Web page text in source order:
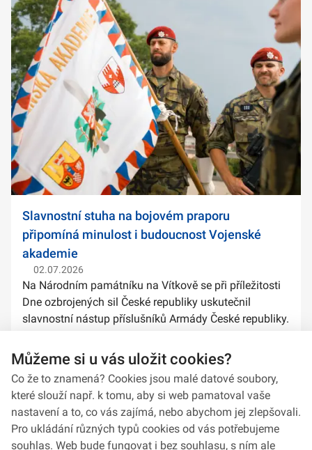
Slavnostní stuha na bojovém praporu
připomíná minulost i budoucnost Vojenské
akademie
02.07.2026
Na Národním památníku na Vítkově se při příležitosti
Dne ozbrojených sil České republiky uskutečnil
slavnostní nástup příslušníků Armády České republiky.
stuh na bojové prapory vybranýc...
Můžeme si u vás uložit cookies?
Co že to znamená? Cookies jsou malé datové soubory,
které slouží např. k tomu, aby si web pamatoval vaše
nastavení a to, co vás zajímá, nebo abychom jej zlepšovali.
Pro ukládání různých typů cookies od vás potřebujeme
souhlas. Web bude fungovat i bez souhlasu, s ním ale